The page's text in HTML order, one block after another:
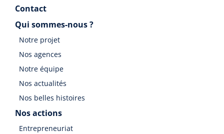
Contact
Qui sommes-nous ?
Notre projet
Nos agences
Notre équipe
Nos actualités
Nos belles histoires
Nos actions
Entrepreneuriat